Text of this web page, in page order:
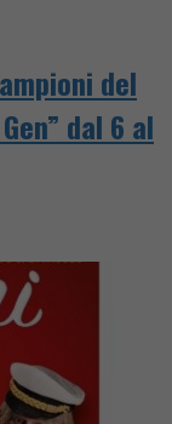
del
dal 6 al